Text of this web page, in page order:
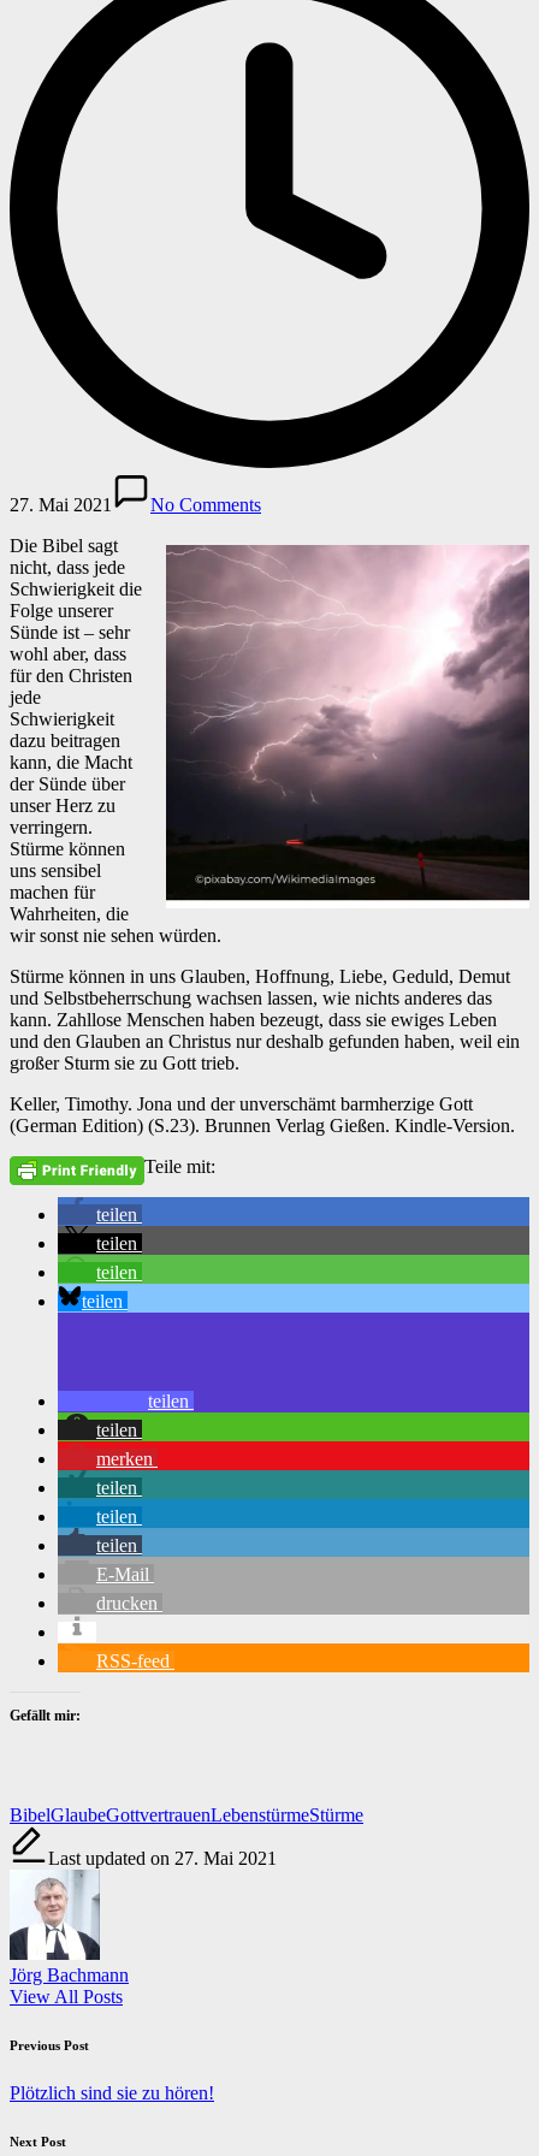
27. Mai 2021
No Comments
Die Bibel sagt
nicht, dass jede
Schwierigkeit die
Folge unserer
Sünde ist – sehr
wohl aber, dass
für den Christen
jede
Schwierigkeit
dazu beitragen
kann, die Macht
der Sünde über
unser Herz zu
verringern.
Stürme können
uns sensibel
machen für
Wahrheiten, die
wir sonst nie sehen würden.
Stürme können in uns Glauben, Hoffnung, Liebe, Geduld, Demut
und Selbstbeherrschung wachsen lassen, wie nichts anderes das
kann. Zahllose Menschen haben bezeugt, dass sie ewiges Leben
und den Glauben an Christus nur deshalb gefunden haben, weil ein
großer Sturm sie zu Gott trieb.
Keller, Timothy. Jona und der unverschämt barmherzige Gott
(German Edition) (S.23). Brunnen Verlag Gießen. Kindle-Version.
Teile mit:
teilen
teilen
teilen
teilen
teilen
teilen
merken
teilen
teilen
teilen
E-Mail
drucken
RSS-feed
Gefällt mir:
Tags:
BibelGlaubeGottvertrauenLebenstürmeStürme
Last updated on 27. Mai 2021
Jörg Bachmann
View All Posts
Post
navigation
Previous Post
Plötzlich sind sie zu hören!
Next Post